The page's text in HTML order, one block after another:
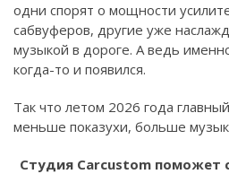
одни спорят о мощности
сабвуферов, другие уже
музыкой в дороге. А ведь
когда-то и появился.
Так что летом 2026 года
меньше показухи, больше
Студия Carcustom поможет